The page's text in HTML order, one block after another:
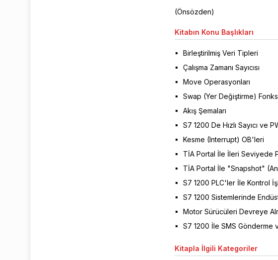
(Önsözden)
Kitabın Konu Başlıkları
Birleştirilmiş Veri Tipleri
Çalışma Zamanı Sayıcısı
Move Operasyonları
Swap (Yer Değiştirme)
Akış Şemaları
S7 1200 De Hızlı Sayıcı ve
Kesme (Interrupt) OB'leri
TİA Portal İle İleri Seviyede
TİA Portal İle "Snapshot"
S7 1200 PLC'ler İle Kontrol
S7 1200 Sistemlerinde
Motor Sürücüleri Devreye
S7 1200 İle SMS Gönderme
Kitapla İlgili Kategoriler